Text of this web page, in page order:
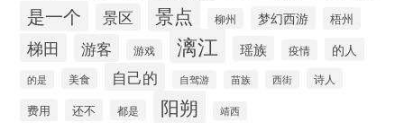
是一个 景区 景点 柳州 梦幻西游 梧州
梯田 游客 游戏 漓江 瑶族 疫情 的人
的是 美食 自己的 自驾游 苗族 西街 诗人
费用 还不 都是 阳朔 靖西